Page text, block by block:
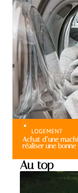
LOGEMENT
Achat d’une
réaliser une
Au top